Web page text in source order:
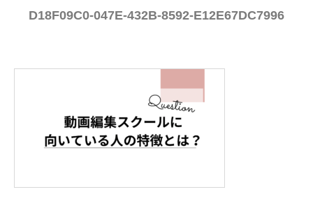
D18F09C0-047E-432B-8592-E12E67DC7996